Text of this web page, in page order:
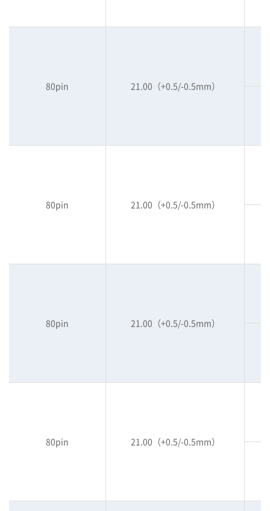
80pin 21.00（+0.5/-0.5mm）
80pin 21.00（+0.5/-0.5mm）
80pin 21.00（+0.5/-0.5mm）
80pin 21.00（+0.5/-0.5mm）